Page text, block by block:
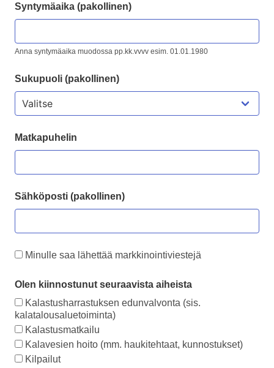
Syntymäaika (pakollinen)
Anna syntymäaika muodossa pp.kk.vvvv esim. 01.01.1980
Sukupuoli (pakollinen)
Matkapuhelin
Sähköposti (pakollinen)
Minulle saa lähettää markkinointiviestejä
Olen kiinnostunut seuraavista aiheista
Kalastusharrastuksen edunvalvonta (sis.
kalatalousaluetoiminta)
Kalastusmatkailu
Kalavesien hoito (mm. haukitehtaat, kunnostukset)
Kilpailut